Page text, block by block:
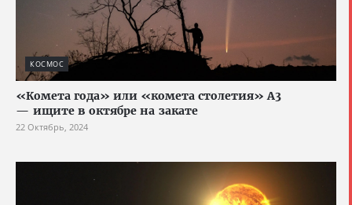
КОСМОС
«Комета года» или «комета столетия» A3
— ищите в октябре на закате
22 Октябрь, 2024